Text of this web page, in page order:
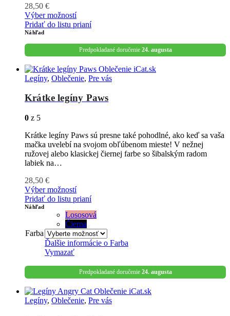
28,50 €
Výber možností
Pridať do listu prianí
Náhľad
Predpokladané doručenie 24. augusta
Legíny, Oblečenie, Pre vás
Krátke legíny Paws
0 z 5
Krátke legíny Paws sú presne také pohodlné, ako keď sa vaša
mačka uvelebí na svojom obľúbenom mieste! V nežnej
ružovej alebo klasickej čiernej farbe so šibalským radom
labiek na…
28,50 €
Výber možností
Pridať do listu prianí
Náhľad
Farba
Lososová
Čierna
Ďalšie informácie o Farba
Vymazať
Predpokladané doručenie 24. augusta
Legíny, Oblečenie, Pre vás